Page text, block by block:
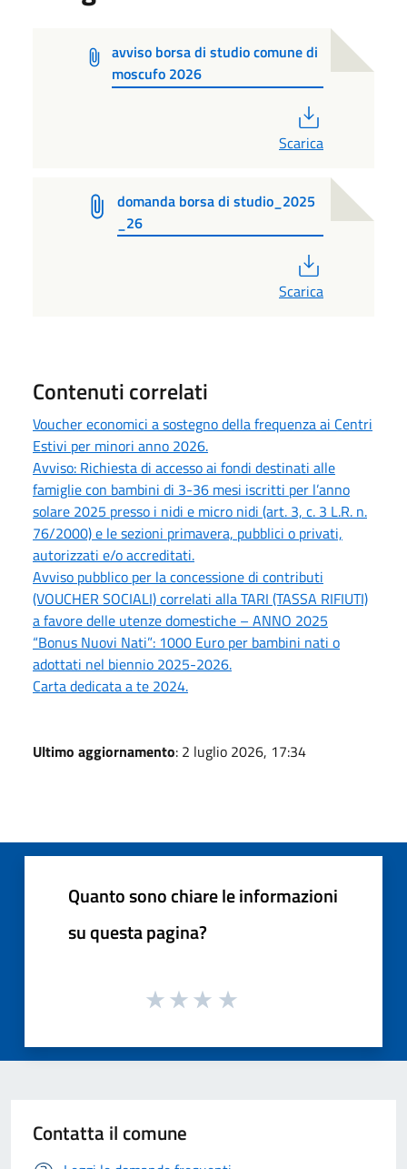
avviso borsa di studio comune di
moscufo 2026
Scarica
domanda borsa di studio_2025
_26
Scarica
Contenuti correlati
Voucher economici a sostegno della frequenza ai Centri
Estivi per minori anno 2026.
Avviso: Richiesta di accesso ai fondi destinati alle
famiglie con bambini di 3-36 mesi iscritti per l’anno
solare 2025 presso i nidi e micro nidi (art. 3, c. 3 L.R. n.
76/2000) e le sezioni primavera, pubblici o privati,
autorizzati e/o accreditati.
Avviso pubblico per la concessione di contributi
(VOUCHER SOCIALI) correlati alla TARI (TASSA RIFIUTI)
a favore delle utenze domestiche – ANNO 2025
“Bonus Nuovi Nati”: 1000 Euro per bambini nati o
adottati nel biennio 2025-2026.
Carta dedicata a te 2024.
Ultimo aggiornamento: 2 luglio 2026, 17:34
Quanto sono chiare le informazioni
su questa pagina?
Contatta il comune